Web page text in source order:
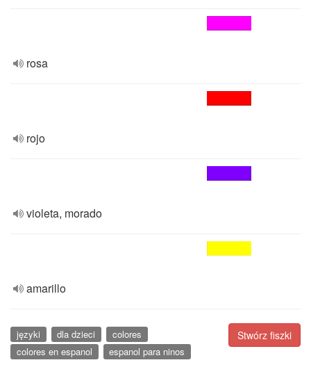
rosa
rojo
violeta, morado
amarillo
Stwórz fiszki
języki dla dzieci
colores
colores en espanol
espanol para ninos